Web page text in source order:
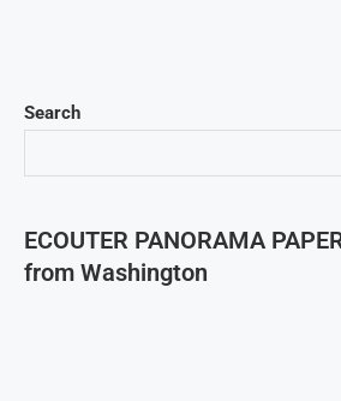
Search
ECOUTER PANORAMA
from Washington